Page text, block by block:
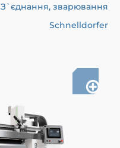
З`єднання, зварювання
Schnelldorfer